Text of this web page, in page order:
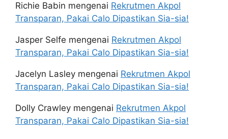
Richie Babin mengenai Rekrutmen Akpol
Transparan, Pakai Calo Dipastikan Sia-sia!
Jasper Selfe mengenai Rekrutmen Akpol
Transparan, Pakai Calo Dipastikan Sia-sia!
Jacelyn Lasley mengenai Rekrutmen Akpol
Transparan, Pakai Calo Dipastikan Sia-sia!
Dolly Crawley mengenai Rekrutmen Akpol
Transparan, Pakai Calo Dipastikan Sia-sia!